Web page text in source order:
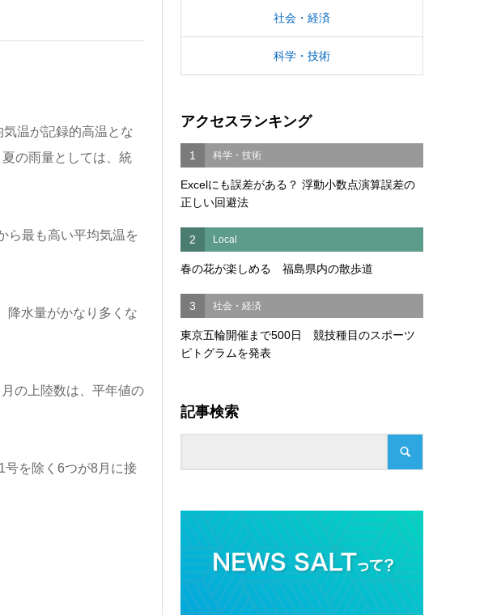
温が記録的高温とな
の雨量としては、統
ら最も高い平均気温を
降水量がかなり多くな
の上陸数は、平年値の
号を除く6つが8月に接
社会・経済
科学・技術
アクセスランキング
1 科学・技術
Excelにも誤差がある？ 浮動小数点演算誤差の
正しい回避法
2 Local
春の花が楽しめる 福島県内の散歩道
3 社会・経済
東京五輪開催まで500日 競技種目のスポーツ
ピトグラムを発表
記事検索